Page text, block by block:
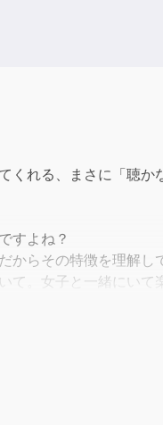
れる、まさに「聴か
すよね？
からその特徴を理解し
て。女子と一緒にいて
の「自分で自分をブ
学的な根拠や研究に
型の教材です。普段